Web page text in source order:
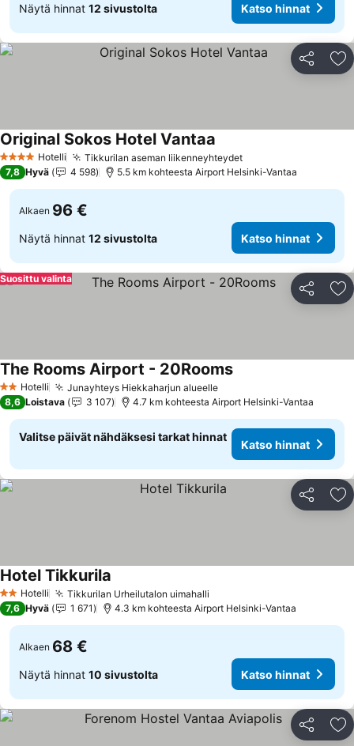
Näytä hinnat 12 sivustolta Katso hinnat
Jaa
4 Tähtiluokitus
Hotelli Tikkurilan aseman liikenneyhteydet
Original Sokos Hotel Vantaa
7,8 Hyvä 4 598 5.5 km kohteesta Airport Helsinki-Vantaa
Alkaen 96 €
Näytä hinnat 12 sivustolta Katso hinnat
Jaa
Suosittu valinta
2 Tähtiluokitus
Hotelli Junayhteys Hiekkaharjun alueelle
The Rooms Airport - 20Rooms
8,6 Loistava 3 107 4.7 km kohteesta Airport Helsinki-Vantaa
Valitse päivät nähdäksesi tarkat hinnat
Katso hinnat
Jaa
2 Tähtiluokitus
Hotelli Tikkurilan Urheilutalon uimahalli
Hotel Tikkurila
7,6 Hyvä 1 671 4.3 km kohteesta Airport Helsinki-Vantaa
Alkaen 68 €
Näytä hinnat 10 sivustolta Katso hinnat
Jaa